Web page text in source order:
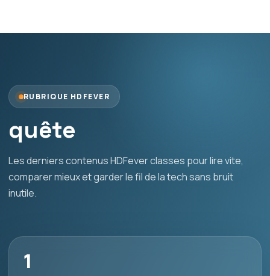
RUBRIQUE HDFEVER
quête
Les derniers contenus HDFever classes pour lire vite,
comparer mieux et garder le fil de la tech sans bruit
inutile.
1